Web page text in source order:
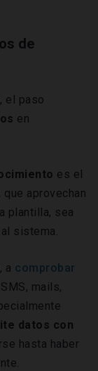
de
el paso
en
es el
aprovechan
plantilla, sea
sistema.
a comprobar
mails,
datos con
hasta haber